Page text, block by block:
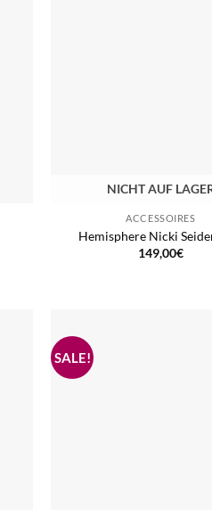
NICHT AUF
ACCESSOIRES
Hemisphere Nicki
149,00€